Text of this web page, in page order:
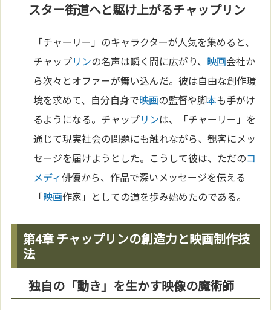
スター街道へと駆け上がるチャップリン
「チャーリー」のキャラクターが人気を集めると、
チャップリンの名声は瞬く間に広がり、 映画会社か
ら次々とオファーが舞い込んだ。彼は自由な創作環
境を求めて、自分自身で映画の監督や脚本も手がけ
るようになる。チャップリンは、「チャーリー」を
通じて現実社会の問題にも触れながら、観客にメッ
セージを届けようとした。こうして彼は、ただのコ
メディ俳優から、作品で深いメッセージを伝える
「映画作家」としての道を歩み始めたのである。
第4章 チャップリンの創造力と映画制作技
法
独自の「動き」を生かす映像の魔術師